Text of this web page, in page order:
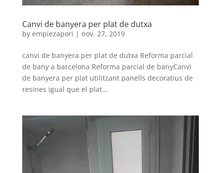
Canvi de banyera per plat de dutxa
by empiezapori | nov. 27, 2019
canvi de banyera per plat de dutxa Reforma parcial
de bany a barcelona Reforma parcial de banyCanvi
de banyera per plat utilitzant panells decoratius de
resines igual que el plat...